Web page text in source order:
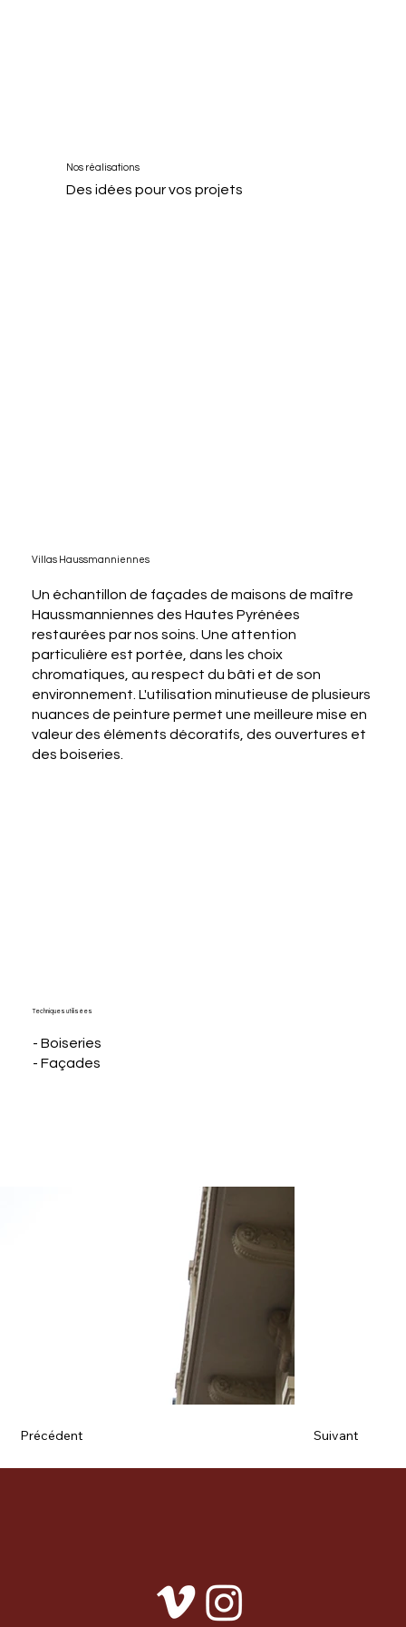
Nos réalisations
Des idées pour vos projets
Villas Haussmanniennes
Un échantillon de façades de maisons de maître
Haussmanniennes des Hautes Pyrénées
restaurées par nos soins. Une attention
particulière est portée, dans les choix
chromatiques, au respect du bâti et de son
environnement. L'utilisation minutieuse de plusieurs
nuances de peinture permet une meilleure mise en
valeur des éléments décoratifs, des ouvertures et
des boiseries.
Techniques utilisées
- Boiseries
- Façades
Précédent Suivant